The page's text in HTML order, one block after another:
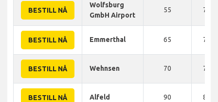
BESTILL NÅ
Wolfsburg
GmbH Airport
55 70
BESTILL NÅ Emmerthal 65 77
BESTILL NÅ Wehnsen 70 78
BESTILL NÅ Alfeld 90 80